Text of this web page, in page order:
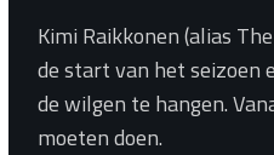
Kimi Raikkonen (alias
de start van het seizoen
de wilgen te hangen.
moeten doen.